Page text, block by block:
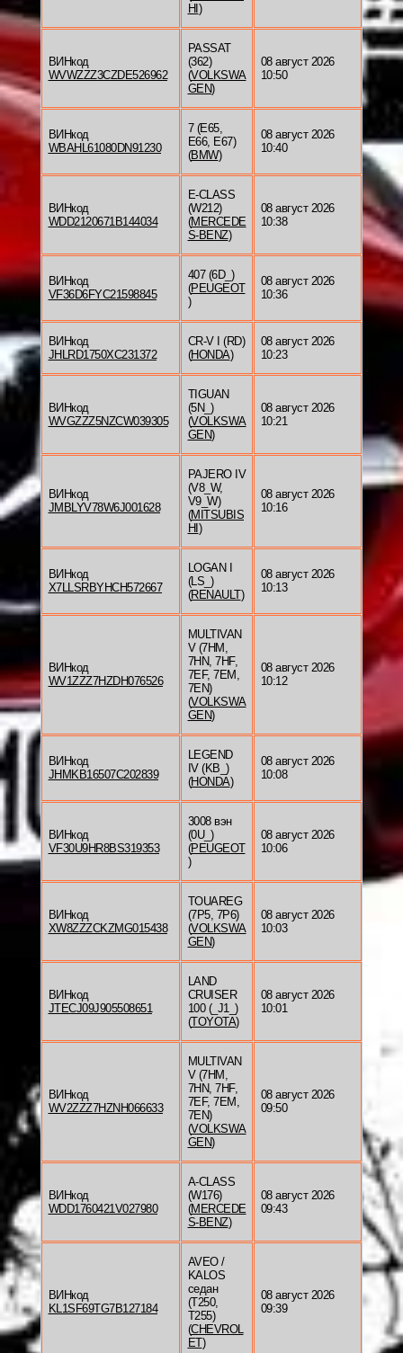
HI )
ВИНкод
WVWZZZ3CZDE526962
PASSAT
(362)
(VOLKSWA
GEN)
08 август 2026
10:50
ВИНкод
WBAHL61080DN91230
7 (E65,
E66, E67)
(BMW)
08 август 2026
10:40
ВИНкод
WDD2120671B144034
E-CLASS
(W212)
(MERCEDE
S-BENZ)
08 август 2026
10:38
ВИНкод
VF36D6FYC21598845
407 (6D_)
(PEUGEOT
)
08 август 2026
10:36
ВИНкод
JHLRD1750XC231372
CR-V I (RD)
(HONDA)
08 август 2026
10:23
ВИНкод
WVGZZZ5NZCW039305
TIGUAN
(5N_)
(VOLKSWA
GEN)
08 август 2026
10:21
ВИНкод
JMBLYV78W6J001628
PAJERO IV
(V8_W,
V9_W)
(MITSUBIS
HI )
08 август 2026
10:16
ВИНкод
X7LLSRBYHCH572667
LOGAN I
(LS_)
(RENAULT)
08 август 2026
10:13
ВИНкод
WV1ZZZ7HZDH076526
MULTIVAN
V (7HM,
7HN, 7HF,
7EF, 7EM,
7EN)
(VOLKSWA
GEN)
08 август 2026
10:12
ВИНкод
JHMKB16507C202839
LEGEND
IV (KB_)
(HONDA)
08 август 2026
10:08
ВИНкод
VF30U9HR8BS319353
3008 вэн
(0U_)
(PEUGEOT
)
08 август 2026
10:06
ВИНкод
XW8ZZZCKZMG015438
TOUAREG
(7P5, 7P6)
(VOLKSWA
GEN)
08 август 2026
10:03
ВИНкод
JTECJ09J905508651
LAND
CRUISER
100 (_J1_)
(TOYOTA)
08 август 2026
10:01
ВИНкод
WV2ZZZ7HZNH066633
MULTIVAN
V (7HM,
7HN, 7HF,
7EF, 7EM,
7EN)
(VOLKSWA
GEN)
08 август 2026
09:50
ВИНкод
WDD1760421V027980
A-CLASS
(W176)
(MERCEDE
S-BENZ)
08 август 2026
09:43
ВИНкод
KL1SF69TG7B127184
AVEO /
KALOS
седан
(T250,
T255)
(CHEVROL
ET)
08 август 2026
09:39